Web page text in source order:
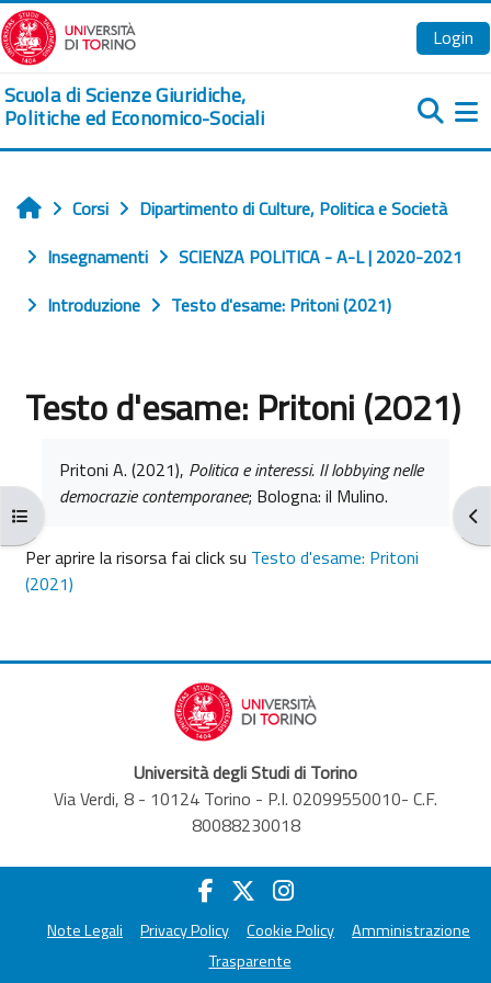
Vai al contenuto principale
Login
Scuola di Scienze Giuridiche,
Politiche ed Economico-Sociali
Apri indice del corso
Home
Corsi
Dipartimento di Culture, Politica e Società
Insegnamenti
SCIENZA POLITICA - A-L | 2020-2021
Introduzione
Testo d'esame: Pritoni (2021)
Testo d'esame: Pritoni (2021)
Pritoni A. (2021), Politica e interessi. Il lobbying nelle
democrazie contemporanee; Bologna: il Mulino.
Per aprire la risorsa fai click su Testo d'esame: Pritoni
(2021)
Università degli Studi di Torino
Via Verdi, 8 - 10124 Torino - P.I. 02099550010- C.F.
80088230018
Note Legali Privacy Policy Cookie Policy
Amministrazione
Trasparente